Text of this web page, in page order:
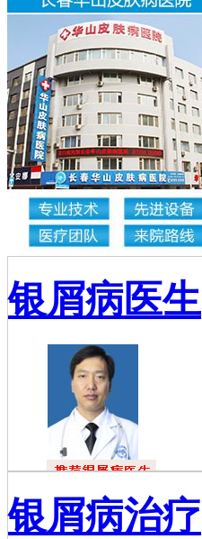
银屑病医生
杜福龙
杜福龙，主任
医师，银屑病资深
银屑病治疗